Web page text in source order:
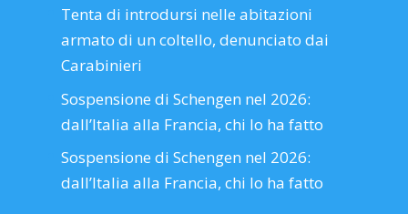
Tenta di introdursi nelle abitazioni
armato di un coltello, denunciato dai
Carabinieri
Sospensione di Schengen nel 2026:
dall’Italia alla Francia, chi lo ha fatto
Sospensione di Schengen nel 2026:
dall’Italia alla Francia, chi lo ha fatto